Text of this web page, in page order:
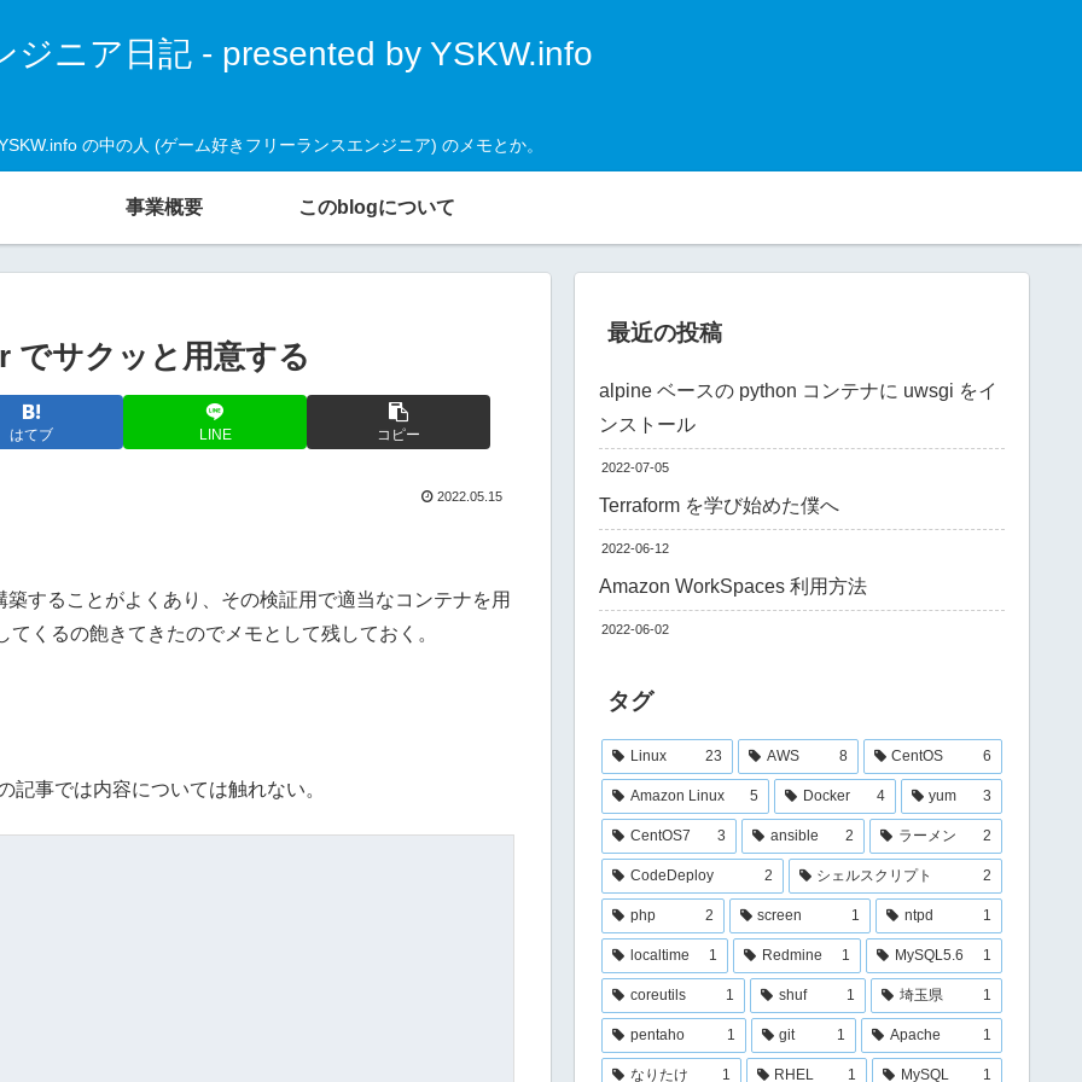
ジニア日記 - presented by YSKW.info
の中の人 (ゲーム好きフリーランスエンジニア) のメモとか。
事業概要 このblogについて
サクッと用意する
はてブ LINE コピー
2022.05.15
することがよくあり、その検証用で適当なコンテナを用
くるの飽きてきたのでメモとして残しておく。
事では内容については触れない。
最近の投稿
alpine ベースの python コンテナに uwsgi をイ
ンストール
2022-07-05
Terraform を学び始めた僕へ
2022-06-12
Amazon WorkSpaces 利用方法
2022-06-02
タグ
Linux 23 AWS 8 CentOS 6
Amazon Linux 5 Docker 4 yum 3
CentOS7 3 ansible 2 ラーメン 2
CodeDeploy 2 シェルスクリプト 2
php 2 screen 1 ntpd 1
localtime 1 Redmine 1 MySQL5.6 1
coreutils 1 shuf 1 埼玉県 1
pentaho 1 git 1 Apache 1
なりたけ 1 RHEL 1 MySQL 1